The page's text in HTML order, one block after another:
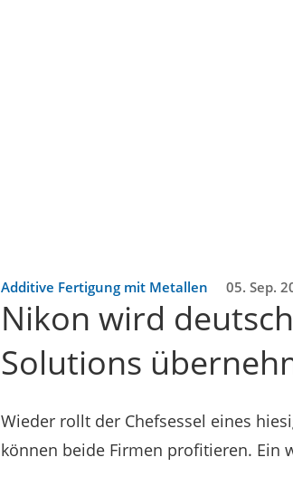
Additive Fertigung mit Metallen 05. Sep.
Nikon wird
Solutions
Wieder rollt der Chefsessel eines
können beide Firmen profitieren. Ein